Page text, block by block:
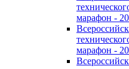
марафон -
марафон -